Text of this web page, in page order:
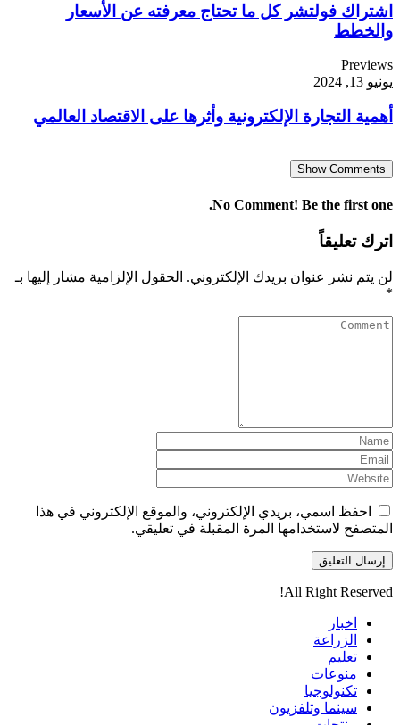
اشتراك فولتشر كل ما تحتاج معرفته عن الأسعار
والخطط
Previews
يونيو 13, 2024
أهمية التجارة الإلكترونية وأثرها على الاقتصاد العالمي
Show Comments
No Comment! Be the first one.
اترك تعليقاً
لن يتم نشر عنوان بريدك الإلكتروني. الحقول الإلزامية مشار إليها بـ
*
احفظ اسمي، بريدي الإلكتروني، والموقع الإلكتروني في هذا
المتصفح لاستخدامها المرة المقبلة في تعليقي.
All Right Reserved!
اخبار
الزراعة
تعليم
منوعات
تكنولوجيا
سينما وتلفزيون